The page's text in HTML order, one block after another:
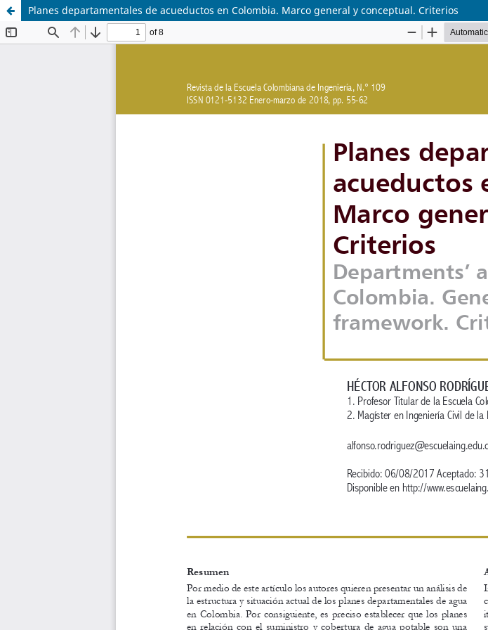
Planes departamentales de acueductos en Colombia. Marco general y conceptual. Criterios